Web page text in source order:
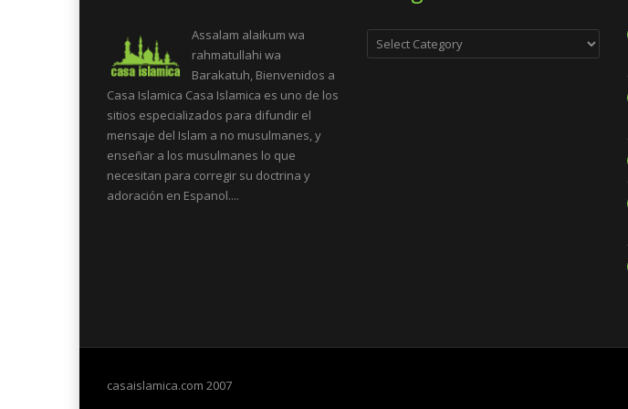
Assalam alaikum wa
rahmatullahi wa
Barakatuh, Bienvenidos a
Casa Islamica Casa Islamica es uno de los
sitios especializados para difundir el
mensaje del Islam a no musulmanes, y
enseñar a los musulmanes lo que
necesitan para corregir su doctrina y
adoración en Espanol....
Categories
casaislamica.com 2007